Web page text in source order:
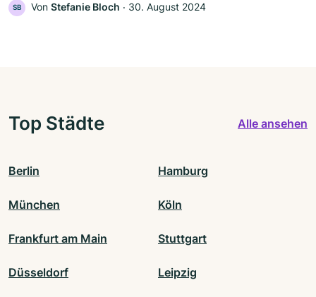
SB Von Stefanie Bloch ‧ 30. August 2024
Top Städte Alle ansehen
Berlin Hamburg
München Köln
Frankfurt am Main Stuttgart
Düsseldorf Leipzig